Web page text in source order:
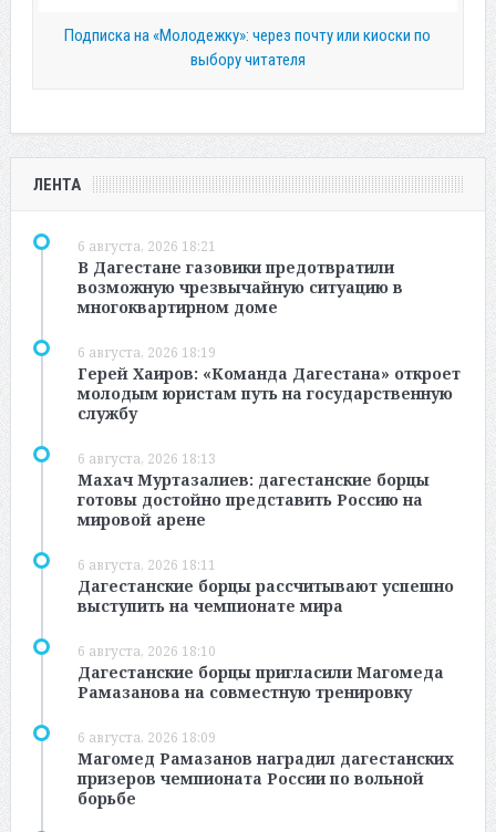
Подписка на «Молодежку»: через почту или киоски по
выбору читателя
ЛЕНТА
6 августа, 2026 18:21
В Дагестане газовики предотвратили
возможную чрезвычайную ситуацию в
многоквартирном доме
6 августа, 2026 18:19
Герей Хаиров: «Команда Дагестана» откроет
молодым юристам путь на государственную
службу
6 августа, 2026 18:13
Махач Муртазалиев: дагестанские борцы
готовы достойно представить Россию на
мировой арене
6 августа, 2026 18:11
Дагестанские борцы рассчитывают успешно
выступить на чемпионате мира
6 августа, 2026 18:10
Дагестанские борцы пригласили Магомеда
Рамазанова на совместную тренировку
6 августа, 2026 18:09
Магомед Рамазанов наградил дагестанских
призеров чемпионата России по вольной
борьбе